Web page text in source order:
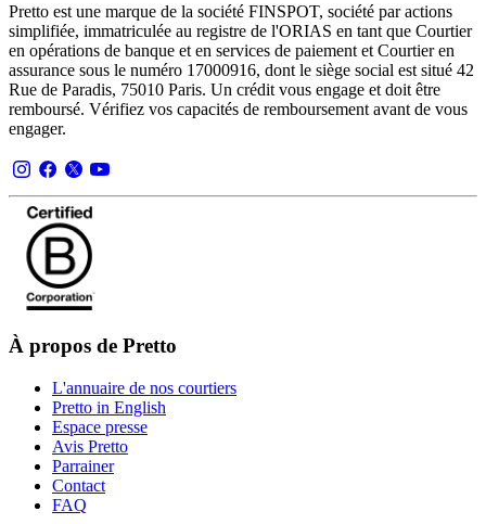
Pretto est une marque de la société FINSPOT, société par actions
simplifiée, immatriculée au registre de l'ORIAS en tant que Courtier
en opérations de banque et en services de paiement et Courtier en
assurance sous le numéro 17000916, dont le siège social est situé 42
Rue de Paradis, 75010 Paris. Un crédit vous engage et doit être
remboursé. Vérifiez vos capacités de remboursement avant de vous
engager.
À propos de Pretto
L'annuaire de nos courtiers
Pretto in English
Espace presse
Avis Pretto
Parrainer
Contact
FAQ